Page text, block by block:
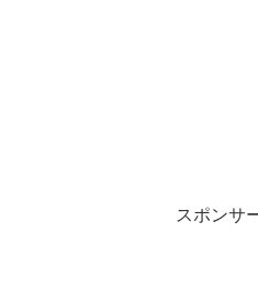
スポンサ